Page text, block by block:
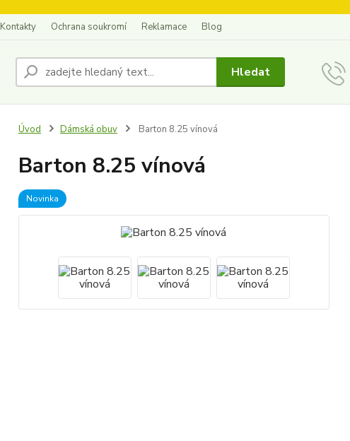
Kontakty Ochrana soukromí Reklamace Blog
Hledat
Úvod Dámská obuv Barton 8.25 vínová
Barton 8.25 vínová
Novinka